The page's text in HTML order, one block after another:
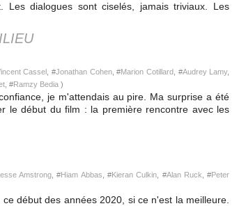
Les dialogues sont ciselés, jamais triviaux. Les
Cassel , #Jonathan Cohen, #Marion Cotillard, #Audrey Lamy,
, #Ramzy Bedia )
je m'attendais au pire. Ma surprise a été
le début du film : la première rencontre avec les
Amstrong, #Hiam Abbas , #Kieran Culkin , #Alan Ruck , #Peter
début des années 2020, si ce n'est la meilleure.